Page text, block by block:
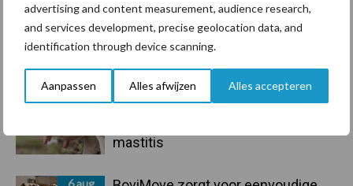
advertising and content measurement, audience research,
and services development, precise geolocation data, and
identification through device scanning.
Aanpassen Alles afwijzen Alles accepteren
Primaire
Sidebar
7 aug
De speenhuid: een vaak
mastitis
6 aug